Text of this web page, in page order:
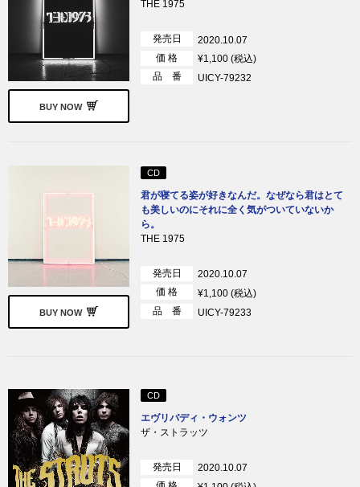
BUY NOW
THE 1975
発売日
2020.10.07
価 格
¥1,100 (税込)
品 番
UICY-79232
BUY NOW
CD
君が寝てる姿が好きなんだ。なぜなら君はとて
も美しいのにそれに全く気がついていないか
ら。
THE 1975
発売日
2020.10.07
価 格
¥1,100 (税込)
品 番
UICY-79233
CD
エヴリバディ・ウォンツ
ザ・ストラッツ
発売日
2020.10.07